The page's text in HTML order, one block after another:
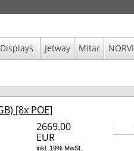
Jetway Mitac NORVI
[8x POE]
2669.00
EUR
inkl. 19% MwSt.